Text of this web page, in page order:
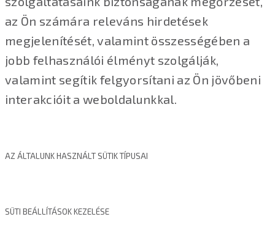
az Ön számára releváns hirdetések
megjelenítését, valamint összességében a
jobb felhasználói élményt szolgálják,
valamint segítik felgyorsítani az Ön jövőbeni
interakcióit a weboldalunkkal.
AZ ÁLTALUNK HASZNÁLT SÜTIK TÍPUSAI
SÜTI BEÁLLÍTÁSOK KEZELÉSE